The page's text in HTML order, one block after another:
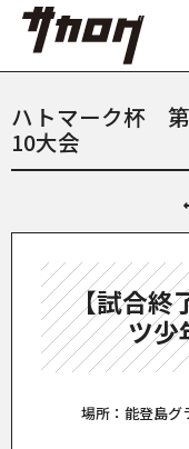
ハトマーク杯
10大会
【試合終
ツ少
場所：能登島グ